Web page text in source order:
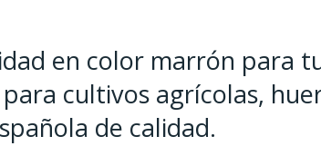
en color marrón para
cultivos agrícolas,
de calidad.